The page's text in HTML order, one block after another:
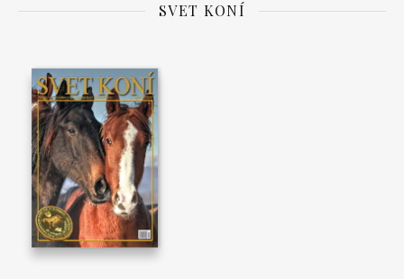
SVET KONÍ